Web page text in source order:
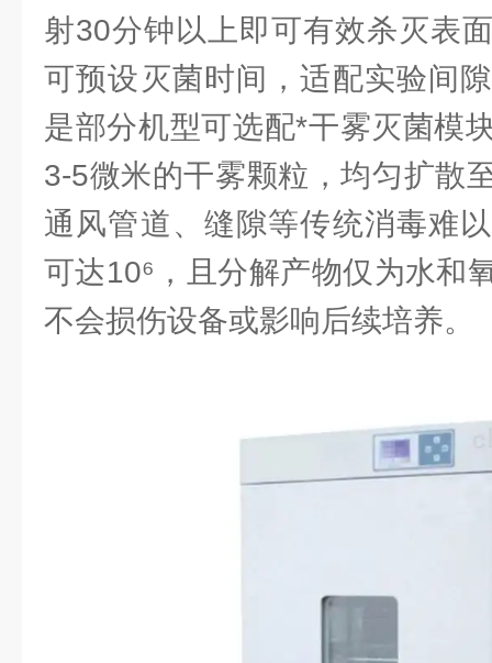
射30分钟以上即可有效杀灭表
可预设灭菌时间，适配实验间
是部分机型可选配*干雾灭菌模
3-5微米的干雾颗粒，均匀扩散
通风管道、缝隙等传统消毒难
可达10⁶，且分解产物仅为水和
不会损伤设备或影响后续培养。